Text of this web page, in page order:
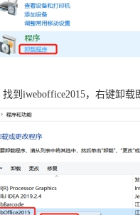
到iweboffice2015，右键卸载